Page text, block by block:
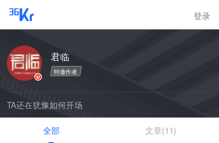
登录
君临
特邀作者
TA还在犹豫如何开场
全部 文章(11)